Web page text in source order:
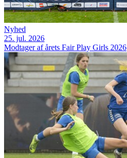
Nyhed
25. jul. 2026
Modtager af årets Fair Play Girls 2026